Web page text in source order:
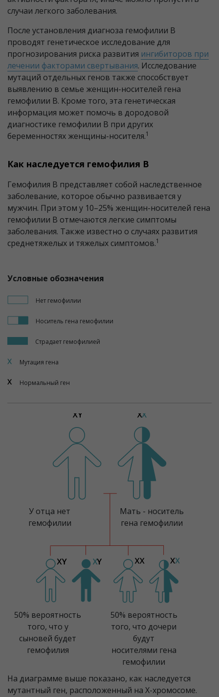
случаи легкого заболевания.
После установления диагноза гемофилии В
проводят генетическое исследование для
прогнозирования риска развития ингибиторов при
лечении факторами свертывания. Исследование
мутаций отдельных генов также способствует
выявлению в семье женщин-носителей гена
гемофилии В. Кроме того, эта генетическая
информация может помочь в дородовой
диагностике гемофилии B при других
беременностях женщины-носителя.1
Как наследуется гемофилия В
Гемофилия В представляет собой наследственное
заболевание, которое обычно развивается у
мужчин. При этом у 10–25% женщин-носителей гена
гемофилии B отмечаются легкие симптомы
заболевания. Также известно о случаях развития
среднетяжелых и тяжелых симптомов.1
У отца нет
гемофилии
Мать - носитель
гена гемофилии
50% вероятность
того, что у
сыновей будет
гемофилия
50% вероятность
того, что дочери
будут
носителями гена
гемофилии
Условные обозначения
Нет гемофилии
Носитель гена гемофилии
Страдает гемофилией
Мутация гена
Нормальный ген
На диаграмме выше показано, как наследуется
мутантный ген, расположенный на Х-хромосоме.